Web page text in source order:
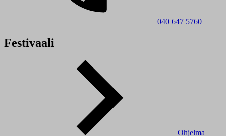
040 647 5760
Festivaali
Ohjelma